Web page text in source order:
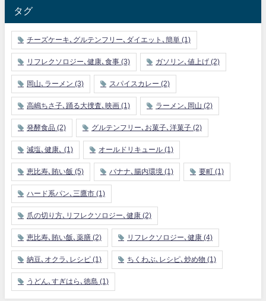
タグ
チーズケーキ､グルテンフリー､ダイエット､簡単 (1)
リフレクソロジー､健康､食事 (3) ガソリン､値上げ (2)
岡山､ラーメン (3) スパイスカレー (2)
高嶋ちさ子､踊る大捜査､映画 (1) ラーメン､岡山 (2)
発酵食品 (2) グルテンフリー､お菓子､洋菓子 (2)
減塩､健康､ (1) オールドリキュール (1)
恵比寿､賄い飯 (5) バナナ､腸内環境 (1) 要町 (1)
ハード系パン､三鷹市 (1)
爪の切り方､リフレクソロジー､健康 (2)
恵比寿､賄い飯､薬膳 (2) リフレクソロジー､健康 (4)
納豆､オクラ､レシピ (1) ちくわぶ､レシピ､炒め物 (1)
うどん､すぎはら､徳島 (1)